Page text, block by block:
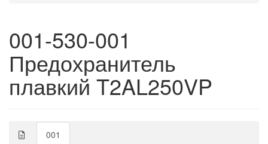
001-530-001
Предохранитель
плавкий T2AL250VP
001